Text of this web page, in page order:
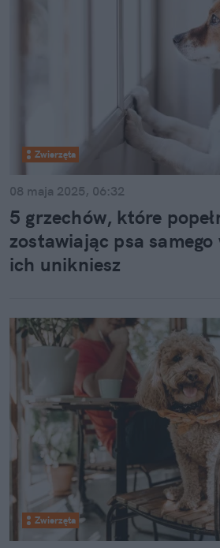
Zwierzęta
08 maja 2025, 06:32
5 grzechów, które
zostawiając psa
ich unikniesz
Zwierzęta